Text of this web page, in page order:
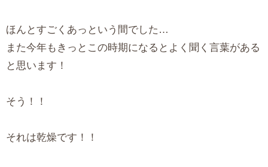
ほんとすごくあっという間でした…
また今年もきっとこの時期になるとよく聞く言葉がある
と思います！
そう！！
それは乾燥です！！